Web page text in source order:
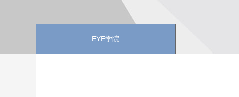
EYE学院